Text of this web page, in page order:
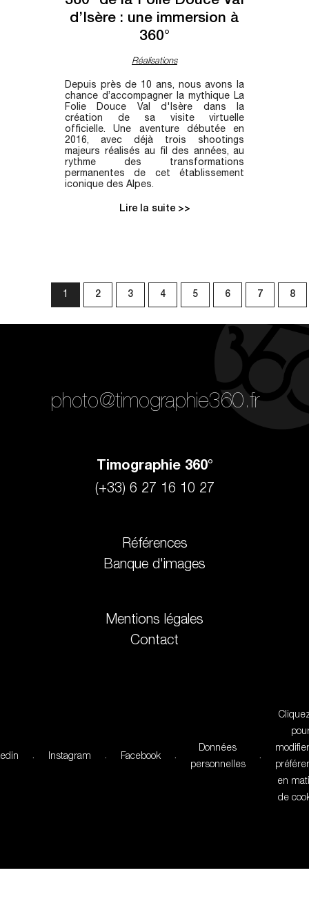
d’Isère : une immersion à
360°
Réalisations
Depuis près de 10 ans, nous avons la
chance d’accompagner la mythique La
Folie Douce Val d'Isère dans la
création de sa visite virtuelle
officielle. Une aventure débutée en
2016, avec déjà trois shootings
majeurs réalisés au fil des années, au
rythme des transformations
permanentes de cet établissement
iconique des Alpes.
Lire la suite >>
1 2 3 4 5 6 7 8
photo@timographie360.fr
Timographie 360°
(+33) 6 27 16 10 27
Références
Banque d'images
Mentions légales
Contact
. Instagram . Facebook .
Données
personnelles
.
en
de